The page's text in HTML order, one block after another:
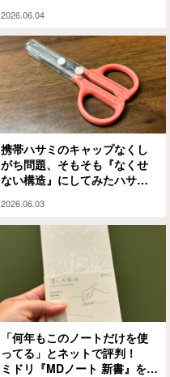
2026.06.04
携帯ハサミのキャップなくし
がち問題、そもそも『なくせ
ない構造』にしてみたハサミ
2026.06.03
「何年もこのノートだけを使
ってる」とネットで評判！
ミドリ『MDノート 新書』を使